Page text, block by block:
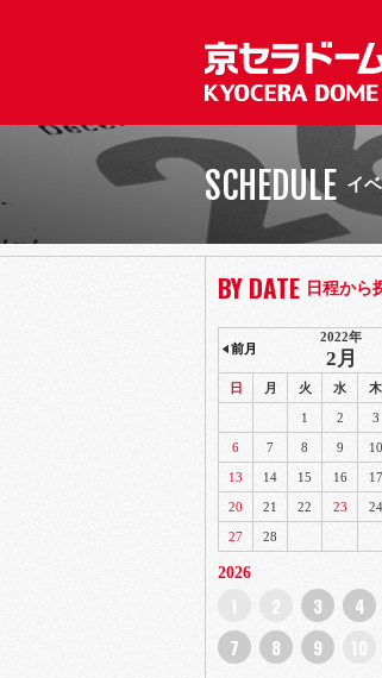
SCHEDULE イ
BY DATE 日程から
前月
2022年
2月
日 月 火 水 木
1 2 3
6 7 8 9 10
13 14 15 16 17
20 21 22 23 24
27 28
2026
1 2 3 4
7
8 9 10